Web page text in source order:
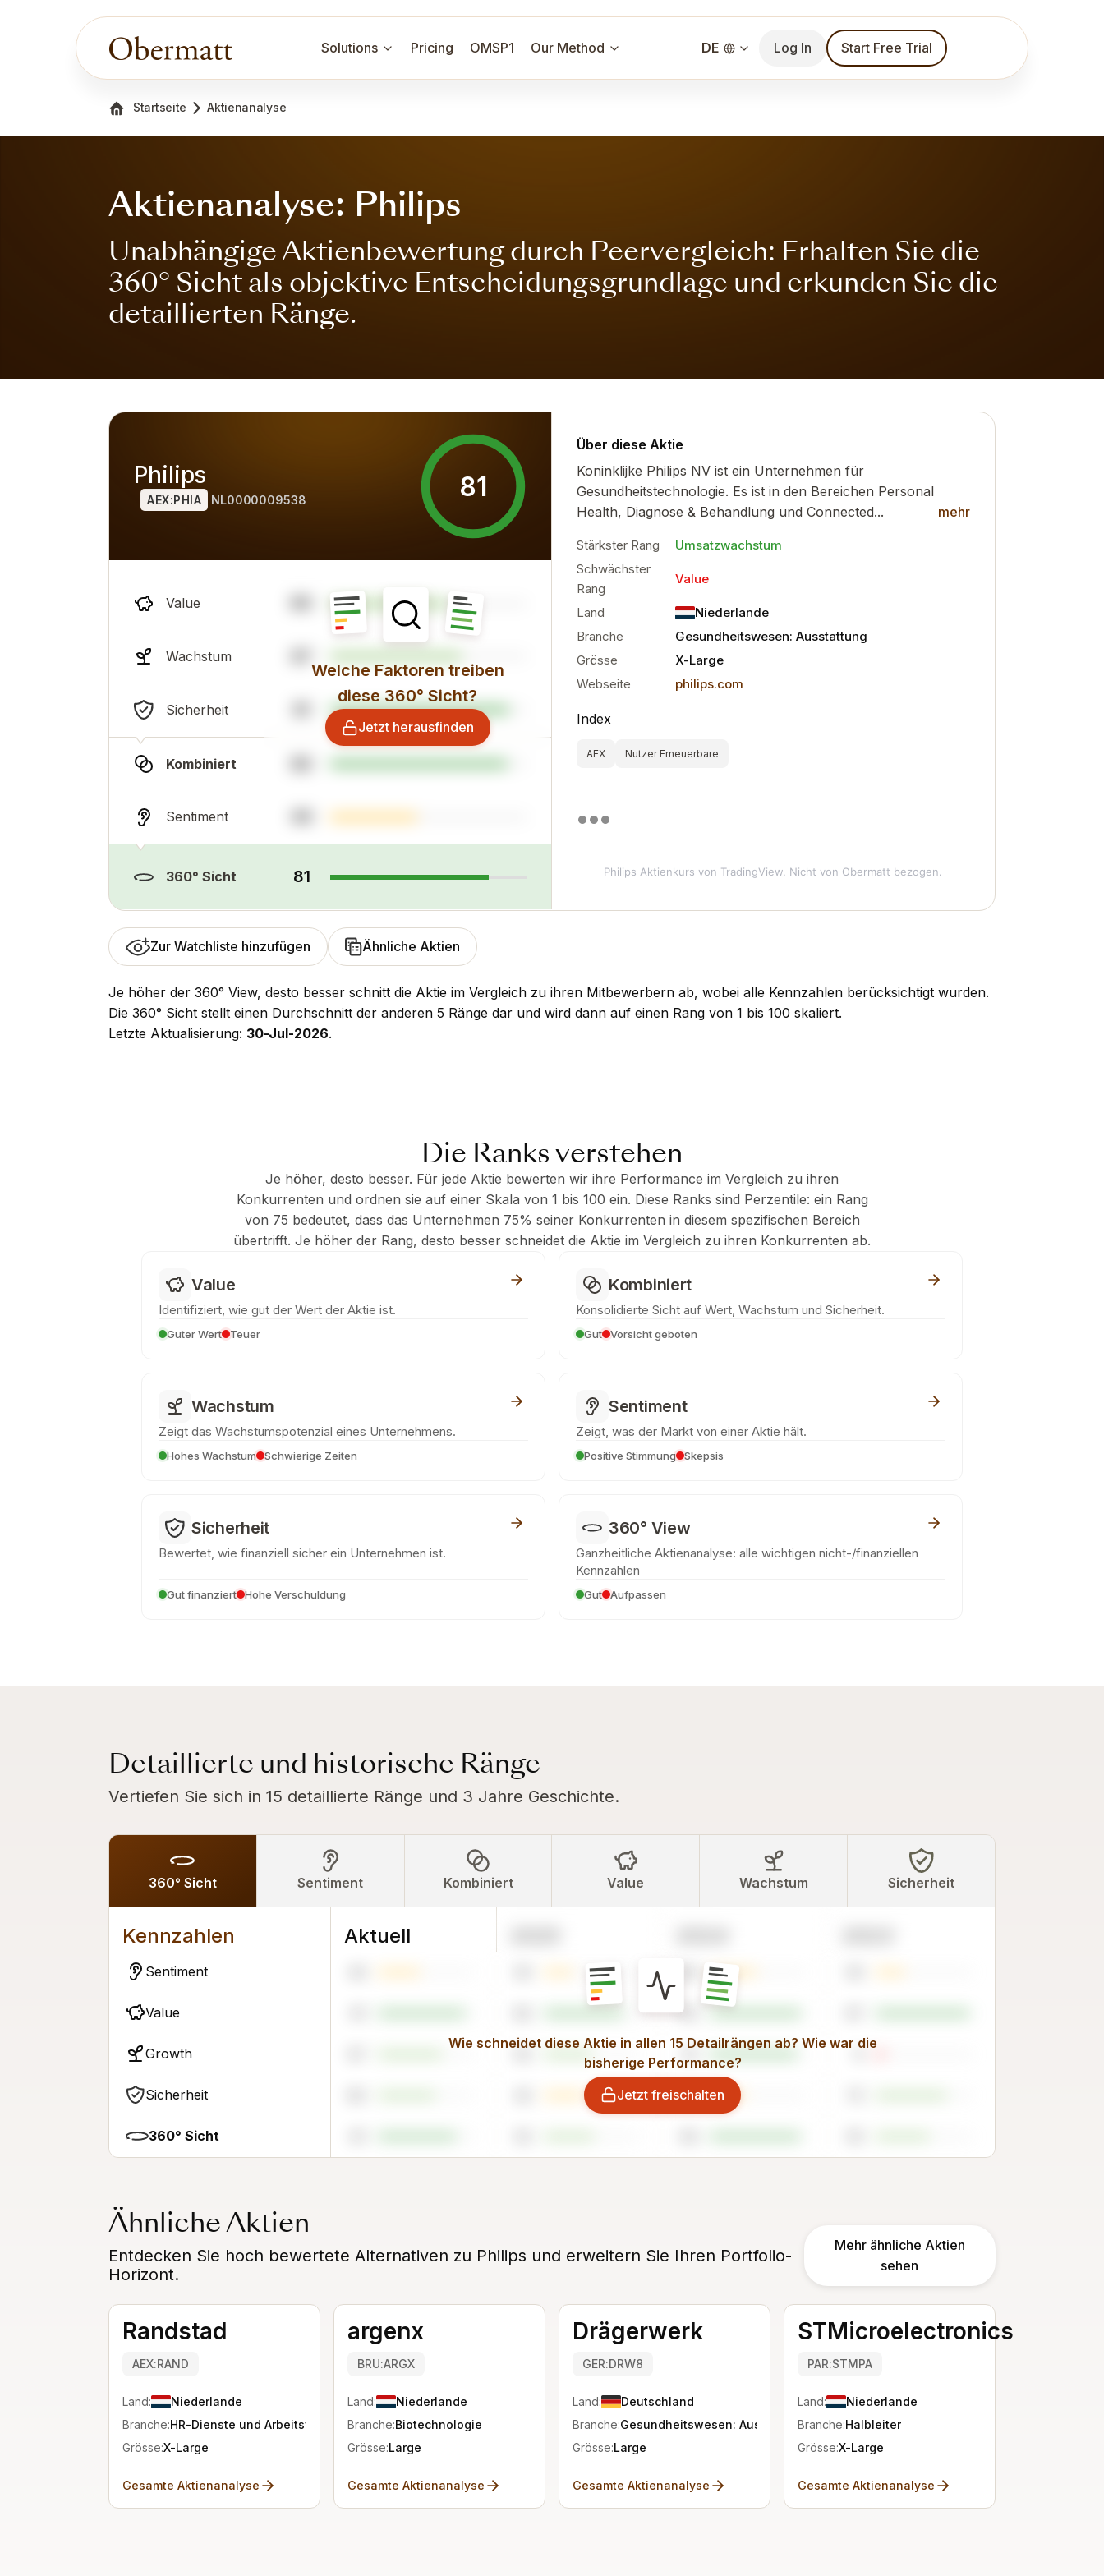
Solutions Pricing OMSP1 Our Method DE Log In Start Free Trial
Startseite Aktienanalyse
Aktienanalyse: Philips
Unabhängige Aktienbewertung durch Peervergleich: Erhalten Sie die
360° Sicht als objektive Entscheidungsgrundlage und erkunden Sie die
detaillierten Ränge.
Philips
AEX:PHIA NL0000009538 81
Value
Wachstum
Sicherheit
Kombiniert
Sentiment
360° Sicht 81
Welche Faktoren treiben
diese 360° Sicht?
Jetzt herausfinden
Über diese Aktie
Koninklijke Philips NV ist ein Unternehmen für
Gesundheitstechnologie. Es ist in den Bereichen Personal
Health, Diagnose & Behandlung und Connected...
mehr
zu Alternativen) für 2026 ist das allgemeine professionelle Sentiment und die...
Stärkster Rang
Umsatzwachstum
Schwächster
Rang
Value
Land
Niederlande
Branche
Gesundheitswesen: Ausstattung
Grösse
X-Large
Webseite
philips.com
Index
AEX Nutzer Erneuerbare
Philips Aktienkurs von TradingView. Nicht von Obermatt bezogen.
Zur Watchliste hinzufügen Ähnliche Aktien
Je höher der 360° View, desto besser schnitt die Aktie im Vergleich zu ihren Mitbewerbern ab, wobei alle Kennzahlen berücksichtigt wurden.
Die 360° Sicht stellt einen Durchschnitt der anderen 5 Ränge dar und wird dann auf einen Rang von 1 bis 100 skaliert.
Letzte Aktualisierung: 30-Jul-2026.
Die Ranks verstehen
Je höher, desto besser. Für jede Aktie bewerten wir ihre Performance im Vergleich zu ihren
Konkurrenten und ordnen sie auf einer Skala von 1 bis 100 ein. Diese Ranks sind Perzentile: ein Rang
von 75 bedeutet, dass das Unternehmen 75% seiner Konkurrenten in diesem spezifischen Bereich
übertrifft. Je höher der Rang, desto besser schneidet die Aktie im Vergleich zu ihren Konkurrenten ab.
Value
Identifiziert, wie gut der Wert der Aktie ist.
Guter Wert Teuer
Kombiniert
Konsolidierte Sicht auf Wert, Wachstum und Sicherheit.
Gut Vorsicht geboten
Wachstum
Zeigt das Wachstumspotenzial eines Unternehmens.
Hohes Wachstum Schwierige Zeiten
Sentiment
Zeigt, was der Markt von einer Aktie hält.
Positive Stimmung Skepsis
Sicherheit
Bewertet, wie finanziell sicher ein Unternehmen ist.
Gut finanziert Hohe Verschuldung
360° View
Ganzheitliche Aktienanalyse: alle wichtigen nicht-/finanziellen
Kennzahlen
Gut Aufpassen
Detaillierte und historische Ränge
Vertiefen Sie sich in 15 detaillierte Ränge und 3 Jahre Geschichte.
360° Sicht Sentiment Kombiniert Value Wachstum Sicherheit
Wie schneidet diese Aktie in allen 15 Detailrängen ab? Wie war die
bisherige Performance?
Jetzt freischalten
Kennzahlen Aktuell
Sentiment
Value 95
Growth
Sicherheit 37
360° Sicht
Ähnliche Aktien
Entdecken Sie hoch bewertete Alternativen zu Philips und erweitern Sie Ihren Portfolio-
Horizont.
Mehr ähnliche Aktien
sehen
Randstad
AEX:RAND
Land:
Niederlande
Branche:HR-Dienste und Arbeitsvermittlung
Grösse:X-Large
Gesamte Aktienanalyse
argenx
BRU:ARGX
Land:
Niederlande
Branche:Biotechnologie
Grösse:Large
Gesamte Aktienanalyse
Drägerwerk
GER:DRW8
Land:
Deutschland
Branche:Gesundheitswesen: Ausstattung
Grösse:Large
Gesamte Aktienanalyse
STMicroelectronics
PAR:STMPA
Land:
Niederlande
Branche:Halbleiter
Grösse:X-Large
Gesamte Aktienanalyse